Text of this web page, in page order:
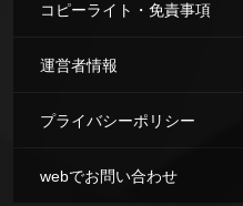
コピーライト・免責事項
運営者情報
プライバシーポリシー
webでお問い合わせ